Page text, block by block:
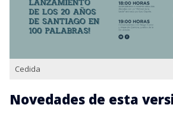
Cedida
Novedades de esta